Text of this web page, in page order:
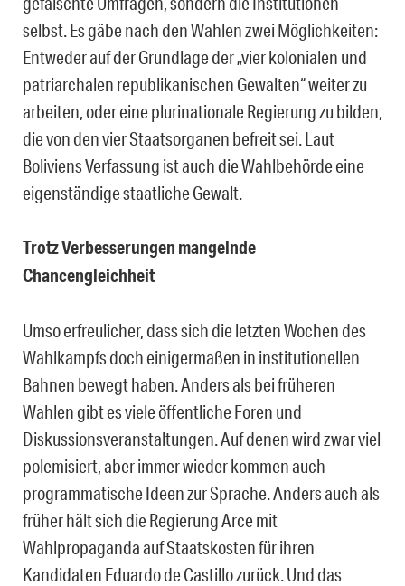
selbst. Es gäbe nach den Wahlen zwei Möglichkeiten:
Entweder auf der Grundlage der „vier kolonialen und
patriarchalen republikanischen Gewalten“ weiter zu
arbeiten, oder eine plurinationale Regierung zu bilden,
die von den vier Staatsorganen befreit sei. Laut
Boliviens Verfassung ist auch die Wahlbehörde eine
eigenständige staatliche Gewalt.
Trotz Verbesserungen mangelnde
Chancengleichheit
Umso erfreulicher, dass sich die letzten Wochen des
Wahlkampfs doch einigermaßen in institutionellen
Bahnen bewegt haben. Anders als bei früheren
Wahlen gibt es viele öffentliche Foren und
Diskussionsveranstaltungen. Auf denen wird zwar viel
polemisiert, aber immer wieder kommen auch
programmatische Ideen zur Sprache. Anders auch als
früher hält sich die Regierung Arce mit
Wahlpropaganda auf Staatskosten für ihren
Kandidaten Eduardo de Castillo zurück. Und das